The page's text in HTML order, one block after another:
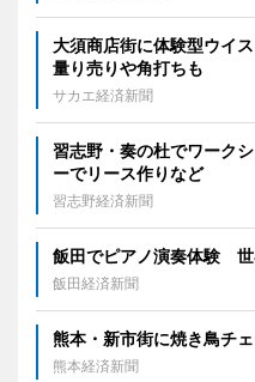
大須商店街に体験型ウイ
量り売りや角打ちも
サカエ経済新聞
習志野・奏の杜でワーク
ーでリース作りなど
習志野経済新聞
飯田でピアノ演奏体験
飯田経済新聞
熊本・新市街に焼き鳥チ
熊本経済新聞